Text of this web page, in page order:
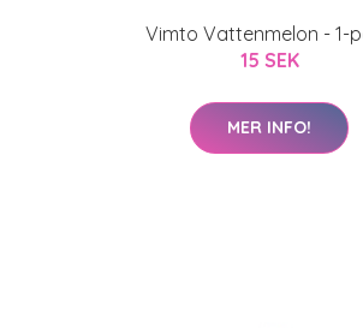
Vimto Vattenmelon - 1-
15 SEK
MER INFO!